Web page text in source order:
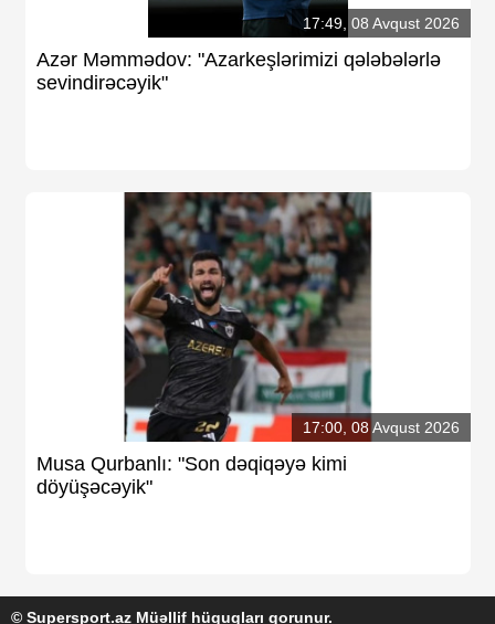
17:49, 08 Avqust 2026
Azər Məmmədov: "Azarkeşlərimizi qələbələrlə
sevindirəcəyik"
17:00, 08 Avqust 2026
Musa Qurbanlı: "Son dəqiqəyə kimi
döyüşəcəyik"
© Supersport.az Müəllif hüquqları qorunur.